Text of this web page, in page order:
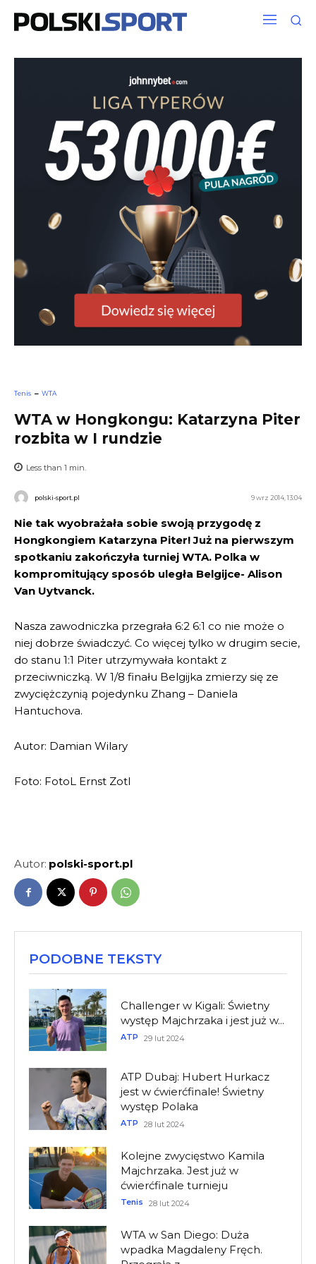
Tenis WTA
WTA w Hongkongu: Katarzyna Piter
rozbita w I rundzie
Less than 1 min.
polski-sport.pl 9 wrz 2014, 13:04
Nie tak wyobrażała sobie swoją przygodę z
Hongkongiem Katarzyna Piter! Już na pierwszym
spotkaniu zakończyła turniej WTA. Polka w
kompromitujący sposób uległa Belgijce- Alison
Van Uytvanck.
Nasza zawodniczka przegrała 6:2 6:1 co nie może o
niej dobrze świadczyć. Co więcej tylko w drugim secie,
do stanu 1:1 Piter utrzymywała kontakt z
przeciwniczką. W 1/8 finału Belgijka zmierzy się ze
zwyciężczynią pojedynku Zhang – Daniela
Hantuchova.
Autor: Damian Wilary
Foto: FotoL Ernst Zotl
Autor: polski-sport.pl
PODOBNE TEKSTY
Challenger w Kigali: Świetny
występ Majchrzaka i jest już w...
ATP 29 lut 2024
ATP Dubaj: Hubert Hurkacz
jest w ćwierćfinale! Świetny
występ Polaka
ATP 28 lut 2024
Kolejne zwycięstwo Kamila
Majchrzaka. Jest już w
ćwierćfinale turnieju
Tenis 28 lut 2024
WTA w San Diego: Duża
wpadka Magdaleny Fręch.